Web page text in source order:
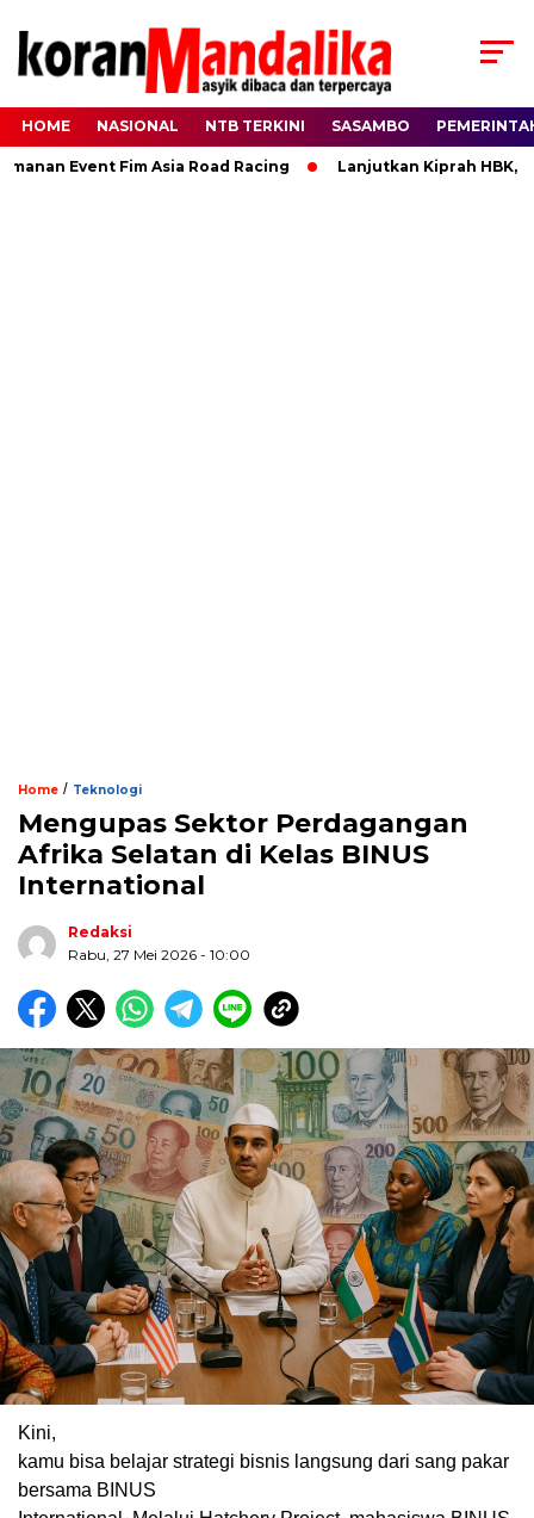
HOME NASIONAL NTB TERKINI SASAMBO
Event Fim Asia Road Racing Lanjutkan Kiprah HBK,
Home / Teknologi
Mengupas Sektor Perdagangan
Afrika Selatan di Kelas BINUS
International
Redaksi
Rabu, 27 Mei 2026 - 10:00
Kini,
kamu bisa belajar strategi bisnis langsung dari sang pakar
bersama BINUS